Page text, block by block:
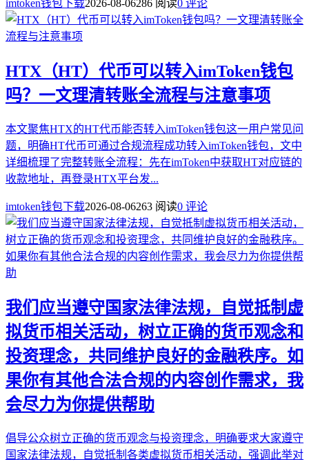
imtoken钱包下载2026-08-06286 阅读0 评论
HTX（HT）代币可以转入imToken钱包
吗？一文理清转账全流程与注意事项
本文聚焦HTX的HT代币能否转入imToken钱包这一用户常见问
题，明确HT代币可通过合规流程成功转入imToken钱包，文中
详细梳理了完整转账全流程：先在imToken中获取HT对应链的
收款地址，再登录HTX平台发...
imtoken钱包下载2026-08-06263 阅读0 评论
我们应当遵守国家法律法规，自觉抵制虚
拟货币相关活动，树立正确的货币观念和
投资理念，共同维护良好的金融秩序。如
果你有其他合法合规的内容创作需求，我
会尽力为你提供帮助
倡导公众树立正确的货币观念与投资理念，明确要求大家遵守
国家法律法规，自觉抵制各类虚拟货币相关活动，强调此举对